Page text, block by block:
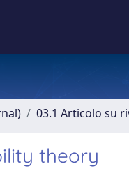
03.1 Articolo su
theory